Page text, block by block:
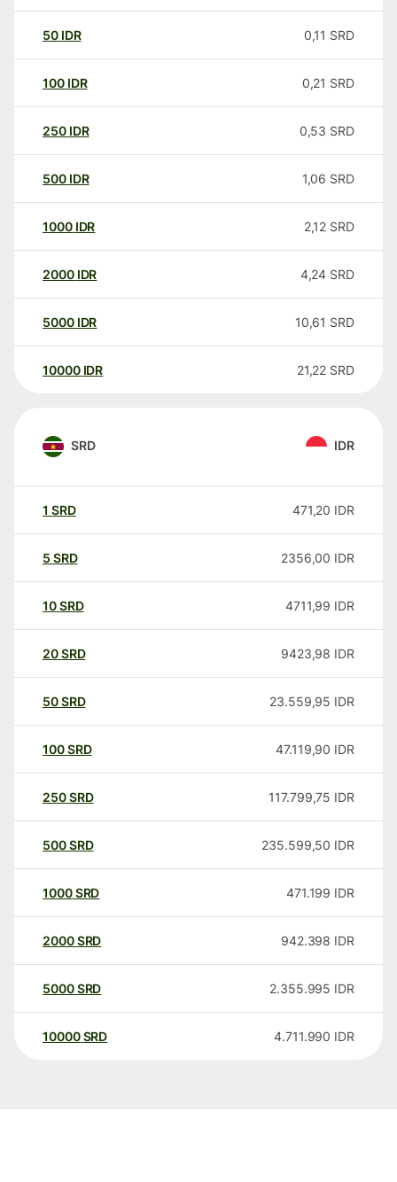
50 IDR 0,11 SRD
100 IDR 0,21 SRD
250 IDR 0,53 SRD
500 IDR 1,06 SRD
1000 IDR 2,12 SRD
2000 IDR 4,24 SRD
5000 IDR 10,61 SRD
10000 IDR 21,22 SRD
SRD IDR
1 SRD 471,20 IDR
5 SRD 2356,00 IDR
10SRD 4711,99 IDR
20SRD 9423,98 IDR
50SRD 23.559,95 IDR
100SRD 47.119,90 IDR
250SRD 117.799,75 IDR
500SRD 235.599,50 IDR
1000SRD 471.199 IDR
2000SRD 942.398 IDR
5000SRD 2.355.995 IDR
10000 SRD 4.711.990 IDR